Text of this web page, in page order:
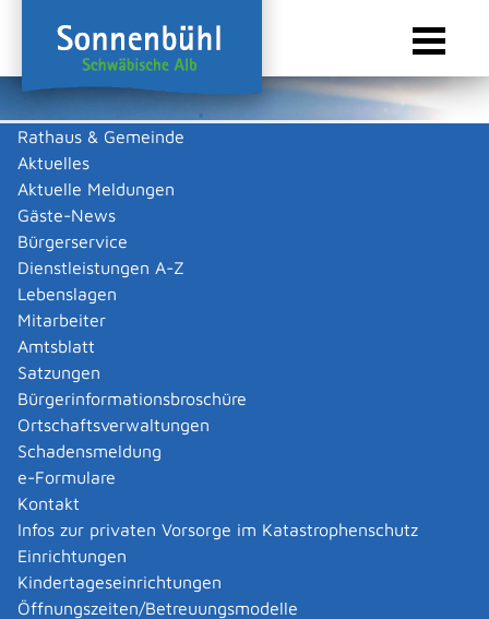
Rathaus & Gemeinde
Aktuelles
Aktuelle Meldungen
Gäste-News
Bürgerservice
Dienstleistungen A-Z
Lebenslagen
Mitarbeiter
Amtsblatt
Satzungen
Bürgerinformationsbroschüre
Ortschaftsverwaltungen
Schadensmeldung
e-Formulare
Kontakt
Infos zur privaten Vorsorge im Katastrophenschutz
Einrichtungen
Kindertageseinrichtungen
Öffnungszeiten/Betreuungsmodelle
Sie sind hier:
Suche
Erweiterte Suche
Beschränken auf Bereich
Auswahl aufheben
Ausschlussbegriffe
Dateityp